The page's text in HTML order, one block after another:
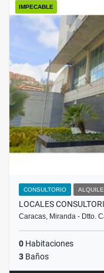
IMPECABLE
CONSULTORIO
LOCALES
Caracas, Miranda - Dtto.
0 Habitaciones
3 Baños